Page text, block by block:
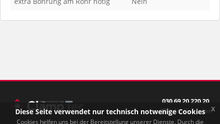
030 69 20 220 20
E-Mail senden
Diese Seite verwendet nur technisch notwenige Cookies
Cookies helfen uns bei der Bereitstellung unserer Dienste. Durch die
x